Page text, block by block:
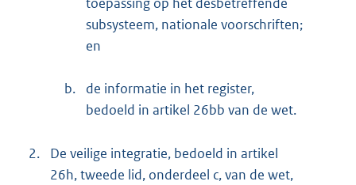
subsysteem, nationale voorschriften;
en
b.
de informatie in het register,
bedoeld in artikel 26bb van de wet.
2.
De veilige integratie, bedoeld in artikel
26h, tweede lid, onderdeel c, van de wet,